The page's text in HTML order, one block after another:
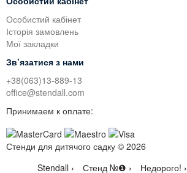
Особистий кабінет
Історія замовлень
Мої закладки
Зв’язатися з нами
+38(063)13-889-13
office@stendall.com
Принимаем к оплате:
Стенди для дитячого садку © 2026
Stendall ›
Стенд №❶ › Недорого! ›